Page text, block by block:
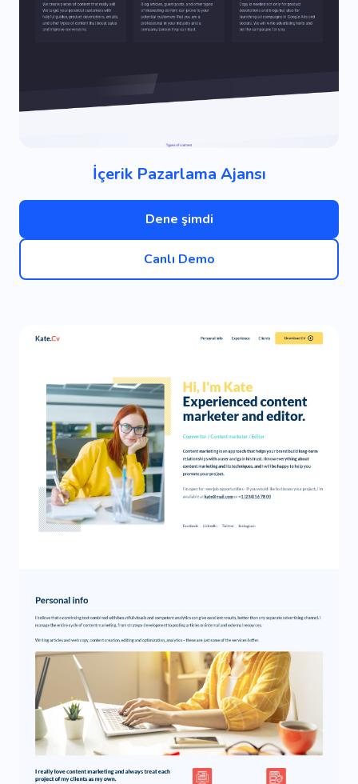
İçerik Pazarlama Ajansı
Dene şimdi
Canlı Demo